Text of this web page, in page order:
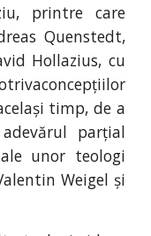
printre care
Quenstedt,
Hollazius, cu
timp, de a
parțial
unor teologi
Weigel și